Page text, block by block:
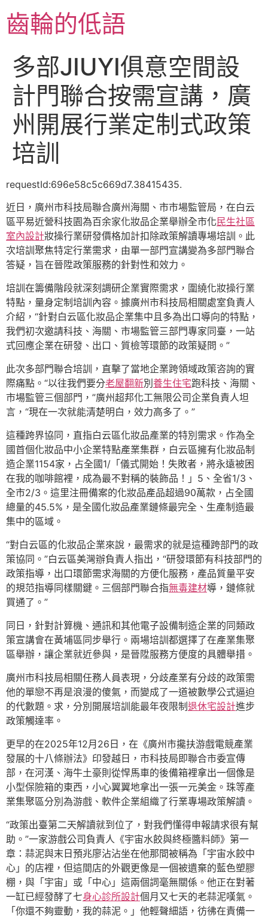
至
主齒輪的低語
多部JIUYI俱意空間設
計門聯合按需宣講，廣
州開展行業定制式政策
培訓
requestId:696e58c5c669d7.38415435.
近日，廣州市科技局聯合廣州海關、市市場監管局，在白云
區平易近營科技園為百余家化妝品企業舉辦全市化 民生社區
室內設計妝操行業研發價格加計扣除政策解讀專場培訓。此
次培訓聚焦特定行業需求，由單一部門宣講變為多部門聯合
答疑，旨在晉陞政策服務的針對性和效力。
培訓在籌備階段就深刻調研企業實際需求，圍繞化妝操行業
特點，量身定制培訓內容。據廣州市科技局相關處室負責人
介紹，“針對白云區化妝品企業集中且多為出口導向的特點，
我們初次邀請科技、海關、市場監管三部門專家同臺，一站
式回應企業在研發、出口、質檢等環節的政策疑問。”
此次多部門聯合培訓，直擊了當地企業跨領域政策咨詢的實
際痛點。“以往我們要分老屋翻新別 養生住宅跑科技、海關、
市場監管三個部門，”廣州超邦化工無限公司企業負責人坦
言，“現在一次就能清楚明白，效力高多了。”
這種跨界協同，直指白云區化妝品產業的特別需求。作為全
國首個化妝品中小企業特點產業集群，白云區擁有化妝品制
造企業1154家，占全國1/「儀式開始！失敗者，將永遠被困
在我的咖啡館裡，成為最不對稱的裝飾品！」5、全省1/3、
全市2/3。這里注冊備案的化妝品產品超過90萬款，占全國
總量的45.5%，是全國化妝品產業鏈條最完全、生產制造最
集中的區域。
“對白云區的化妝品企業來說，最需求的就是這種跨部門的政
策協同。”白云區美灣辦負責人指出，“研發環節有科技部門的
政策指導，出口環節需求海關的方便化服務，產品質量平安
的規范指導同樣關鍵。三個部門聯合指無毒建材導，鏈條就
買通了。”
同日，針對計算機、通訊和其他電子設備制造企業的同類政
策宣講會在黃埔區同步舉行。兩場培訓都選擇了在產業集聚
區舉辦，讓企業就近參與，是晉陞服務方便度的具體舉措。
廣州市科技局相關任務人員表現，分歧產業有分歧的政策需
他的單戀不再是浪漫的傻氣，而變成了一道被數學公式逼迫
的代數題。求，分別開展培訓能最年夜限制 退休宅設計進步
政策觸達率。
更早的在2025年12月26日，在《廣州市攙扶游戲電競產業
發展的十八條辦法》印發越日，市科技局即聯合市委宣傳
部，在河漢、海牛土豪則從悍馬車的後備箱裡拿出一個像是
小型保險箱的東西，小心翼翼地拿出一張一元美金。珠等產
業集聚區分別為游戲、軟件企業組織了行業專場政策解讀。
“政策出臺第二天解讀就到位了，對我們懂得申報請求很有幫
助。”一家游戲公司負責人《宇宙水餃與終極醬料師》第一
章：蒜泥與末日預兆廖沾沾坐在他那間被稱為「宇宙水餃中
心」的店裡，但這間店的外觀更像是一個被遺棄的藍色塑膠
棚，與「宇宙」或「中心」這兩個詞毫無關係。他正在對著
一缸已經發酵了七身心診所設計個月又七天的老蒜泥嘆氣。
「你還不夠靈動，我的蒜泥。」他輕聲細語，彷彿在責備一